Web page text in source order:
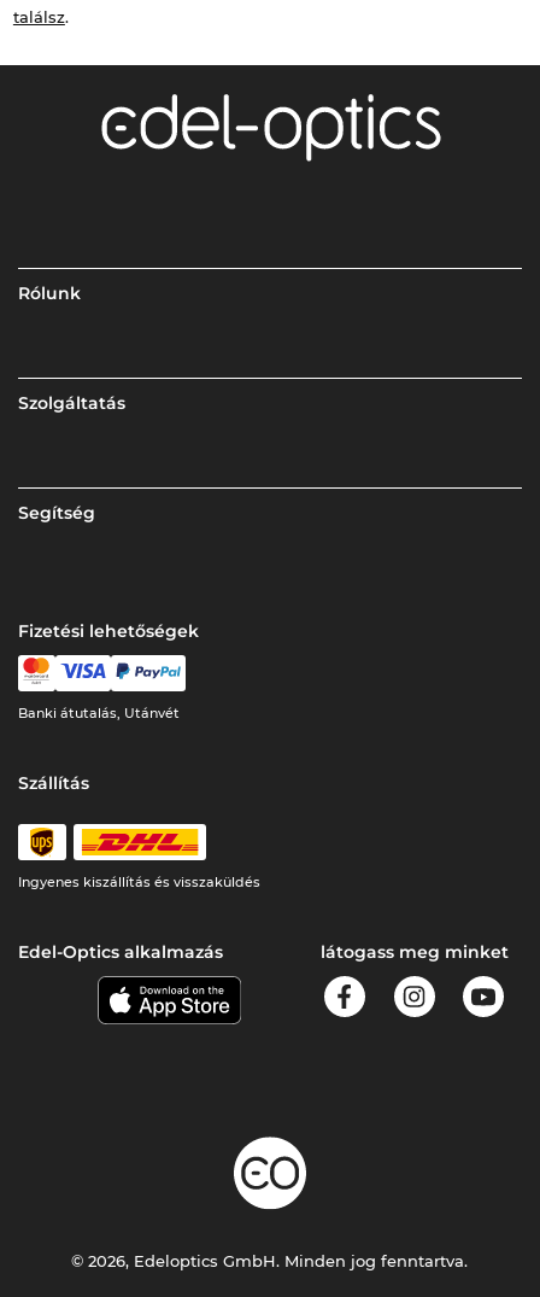
találsz.
Rólunk
Szolgáltatás
Segítség
Fizetési lehetőségek
Banki átutalás, Utánvét
Szállítás
Ingyenes kiszállítás és visszaküldés
Edel-Optics alkalmazás látogass meg minket
© 2026, Edeloptics GmbH. Minden jog fenntartva.